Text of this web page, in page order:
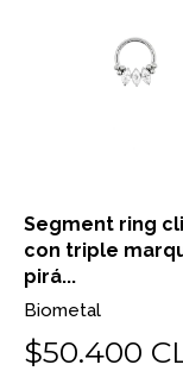
Segment ring
con triple
pirá...
Biometal
$50.400